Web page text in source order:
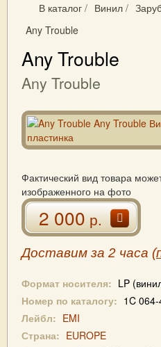
В каталог / Винил /
Any Trouble
Any Trouble
Any Trouble
Фактический вид товара
изображенного на фото
2 000р.
Доставим за 2 часа (
Формат носителя: LP
Номер по каталогу: 1C
Лейбл: EMI
Страна: EUROPE